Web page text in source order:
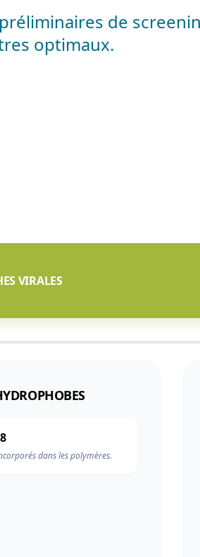
de
optimaux.
VIRALES
dans les polymères.